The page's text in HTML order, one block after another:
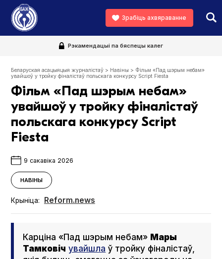
Зрабіць ахвяраванне
Рэкамендацыі па бяспецы калег
Беларуская асацыяцыя журналістаў > Навіны > Фільм «Пад шэрым небам»
увайшоў у тройку фіналістаў польскага конкурсу Script Fiesta
Фільм «Пад шэрым небам»
увайшоў у тройку фіналістаў
польскага конкурсу Script
Fiesta
9 сакавіка 2026
НАВІНЫ
Крыніца: Reform.news
Карціна «П ад шэрым небам» Мары
Тамковіч увайшла ў тройку фіналістаў,